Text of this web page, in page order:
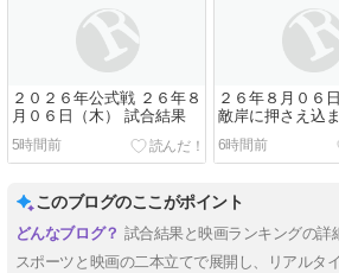
２０２６年公式戦 ２６年８
月０６日（木） 試合結果
5時間前
２６年８月０６
敵岸に押さえ込
情けない打線
6時間前
このブログのここがポイント
試合結果と映画ランキングの詳
スポーツと映画の二本立てで展開し、リアルタ